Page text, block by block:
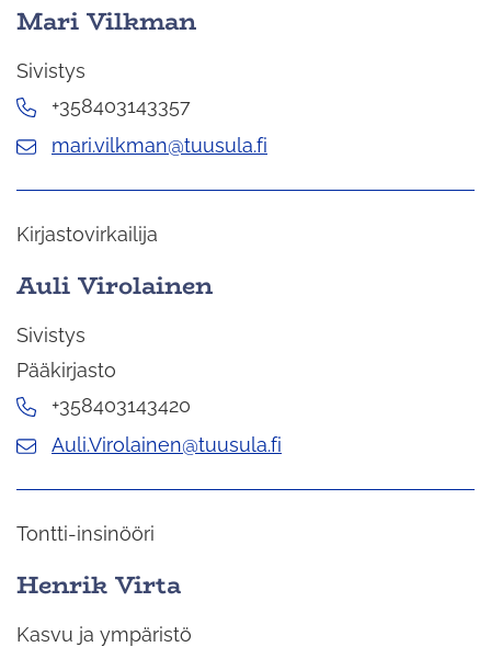
Mari Vilkman
Sivistys
+358403143357
mari.vilkman@tuusula.fi
Auli Virolainen
Kirjastovirkailija
Sivistys
Pääkirjasto
+358403143420
Auli.Virolainen@tuusula.fi
Henrik Virta
Tontti-insinööri
Kasvu ja ympäristö